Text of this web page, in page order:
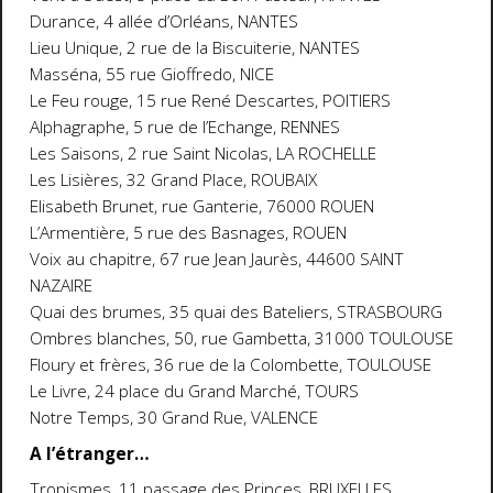
Durance, 4 allée d’Orléans, NANTES
Lieu Unique, 2 rue de la Biscuiterie, NANTES
Masséna, 55 rue Gioffredo, NICE
Le Feu rouge, 15 rue René Descartes, POITIERS
Alphagraphe, 5 rue de l’Echange, RENNES
Les Saisons, 2 rue Saint Nicolas, LA ROCHELLE
Les Lisières, 32 Grand Place, ROUBAIX
Elisabeth Brunet, rue Ganterie, 76000 ROUEN
L’Armentière, 5 rue des Basnages, ROUEN
Voix au chapitre, 67 rue Jean Jaurès, 44600 SAINT
NAZAIRE
Quai des brumes, 35 quai des Bateliers, STRASBOURG
Ombres blanches, 50, rue Gambetta, 31000 TOULOUSE
Floury et frères, 36 rue de la Colombette, TOULOUSE
Le Livre, 24 place du Grand Marché, TOURS
Notre Temps, 30 Grand Rue, VALENCE
A l’étranger…